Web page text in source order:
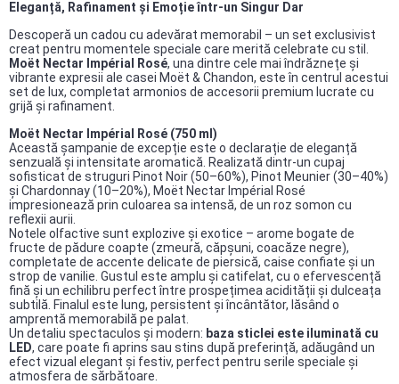
Eleganță, Rafinament și Emoție într-un Singur Dar
Descoperă un cadou cu adevărat memorabil – un set exclusivist
creat pentru momentele speciale care merită celebrate cu stil.
Moët Nectar Impérial Rosé, una dintre cele mai îndrăznețe și
vibrante expresii ale casei Moët & Chandon, este în centrul acestui
set de lux, completat armonios de accesorii premium lucrate cu
grijă și rafinament.
Moët Nectar Impérial Rosé (750 ml)
Această șampanie de excepție este o declarație de eleganță
senzuală și intensitate aromatică. Realizată dintr-un cupaj
sofisticat de struguri Pinot Noir (50–60%), Pinot Meunier (30–40%)
și Chardonnay (10–20%), Moët Nectar Impérial Rosé
impresionează prin culoarea sa intensă, de un roz somon cu
reflexii aurii.
Notele olfactive sunt explozive și exotice – arome bogate de
fructe de pădure coapte (zmeură, căpșuni, coacăze negre),
completate de accente delicate de piersică, caise confiate și un
strop de vanilie. Gustul este amplu și catifelat, cu o efervescență
fină și un echilibru perfect între prospețimea acidității și dulceața
subtilă. Finalul este lung, persistent și încântător, lăsând o
amprentă memorabilă pe palat.
Un detaliu spectaculos și modern: baza sticlei este iluminată cu
LED, care poate fi aprins sau stins după preferință, adăugând un
efect vizual elegant și festiv, perfect pentru serile speciale și
atmosfera de sărbătoare.